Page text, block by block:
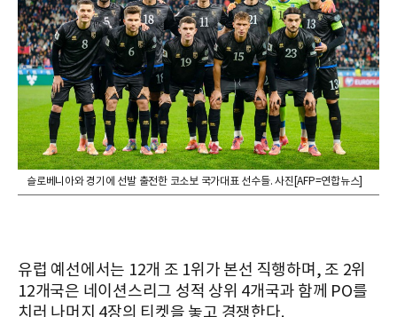
슬로베니아와 경기에 선발 출전한 코소보 국가대표 선수들. 사진[AFP=연합뉴스]
유럽 예선에서는 12개 조 1위가 본선 직행하며, 조 2위
12개국은 네이션스리그 성적 상위 4개국과 함께 PO를
치러 나머지 4장의 티켓을 놓고 경쟁한다.